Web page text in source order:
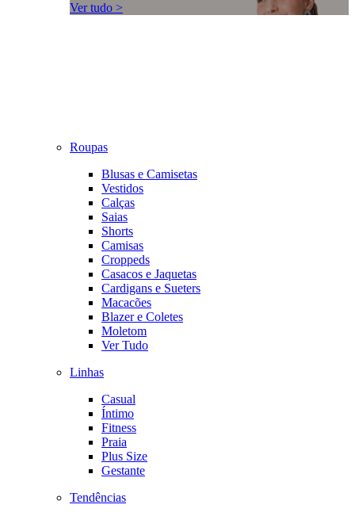
Ver tudo >
Roupas
Blusas e Camisetas
Vestidos
Calças
Saias
Shorts
Camisas
Croppeds
Casacos e Jaquetas
Cardigans e Sueters
Macacões
Blazer e Coletes
Moletom
Ver Tudo
Linhas
Casual
Íntimo
Fitness
Praia
Plus Size
Gestante
Tendências